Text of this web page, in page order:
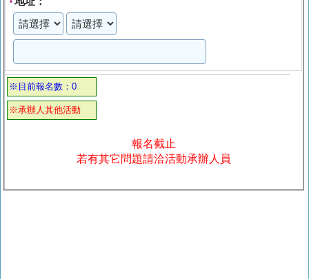
*
※目前報名數：0
※承辦人其他活動
報名截止
若有其它問題請洽活動承辦人員